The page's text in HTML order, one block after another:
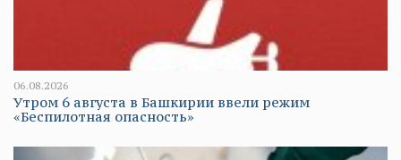
06.08.2026
Утром 6 августа в Башкирии ввели режим
«Беспилотная опасность»